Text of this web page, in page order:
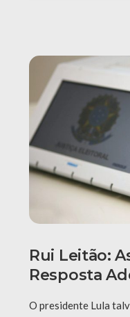
Rui Leitão:
Resposta
O presidente Lula